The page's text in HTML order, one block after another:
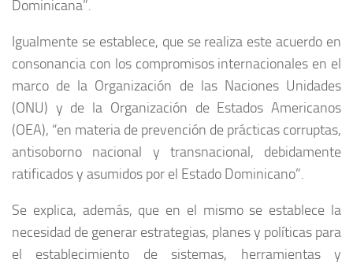
Dominicana”.
Igualmente se establece, que se realiza este acuerdo en
consonancia con los compromisos internacionales en el
marco de la Organización de las Naciones Unidades
(ONU) y de la Organización de Estados Americanos
(OEA), “en materia de prevención de prácticas corruptas,
antisoborno nacional y transnacional, debidamente
ratificados y asumidos por el Estado Dominicano”.
Se explica, además, que en el mismo se establece la
necesidad de generar estrategias, planes y políticas para
el establecimiento de sistemas, herramientas y